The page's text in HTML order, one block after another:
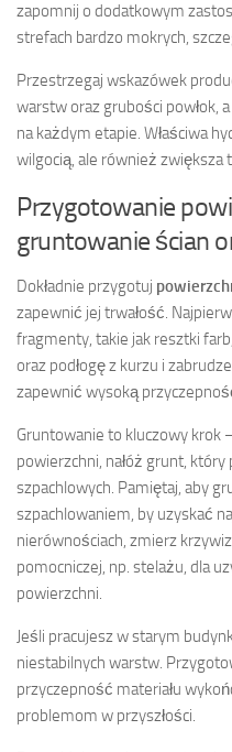
zapomnij o dodatkowym
strefach bardzo mokrych,
Przestrzegaj wskazówek
warstw oraz grubości powłok,
na każdym etapie. Właściwa
wilgocią, ale również zwiększa
Przygotowanie
gruntowanie ścian
Dokładnie przygotuj
zapewnić jej trwałość.
fragmenty, takie jak resztki
oraz podłogę z kurzu i
zapewnić wysoką
Gruntowanie to kluczowy krok
powierzchni, nałóż grunt,
szpachlowych. Pamiętaj, aby
szpachlowaniem, by uzyskać
nierównościach, zmierz
pomocniczej, np. stelażu, dla
powierzchni.
Jeśli pracujesz w starym
niestabilnych warstw.
przyczepność materiału
problemom w przyszłości.